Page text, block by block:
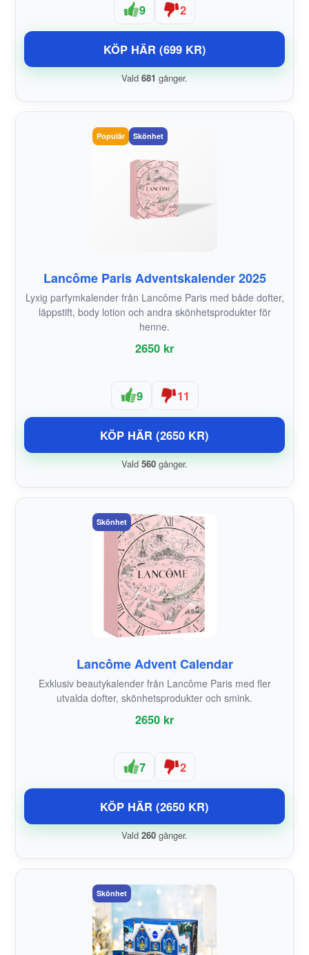
9 2
KÖP HÄR (699 KR)
Vald 681 gånger.
Populär Skönhet
Lancôme Paris Adventskalender 2025
Lyxig parfymkalender från Lancôme Paris med både dofter,
läppstift, body lotion och andra skönhetsprodukter för
henne.
2650 kr
9 11
KÖP HÄR (2650 KR)
Vald 560 gånger.
Skönhet
Lancôme Advent Calendar
Exklusiv beautykalender från Lancôme Paris med fler
utvalda dofter, skönhetsprodukter och smink.
2650 kr
7 2
KÖP HÄR (2650 KR)
Vald 260 gånger.
Skönhet